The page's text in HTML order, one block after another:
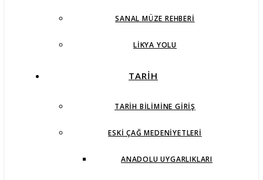
SANAL MÜZE REHBERI
LIKYA YOLU
TARİH
TARIH BILIMINE GIRIŞ
ESKI ÇAĞ MEDENIYETLERI
ANADOLU UYGARLIKLARI